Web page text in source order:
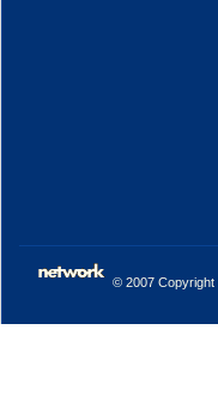
© 2007 Copyright